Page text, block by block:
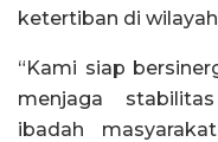
ketertiban di
“Kami siap
menjaga
ibadah